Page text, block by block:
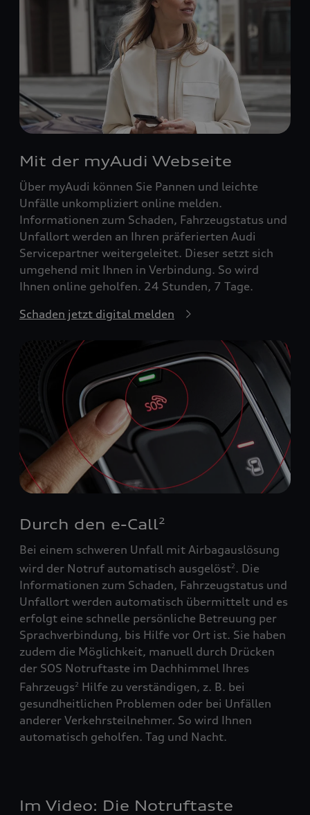
Mit der myAudi Webseite
Über myAudi können Sie Pannen und leichte
Unfälle unkompliziert online melden.
Informationen zum Schaden, Fahrzeugstatus und
Unfallort werden an Ihren präferierten Audi
Servicepartner weitergeleitet. Dieser setzt sich
umgehend mit Ihnen in Verbindung. So wird
Ihnen online geholfen. 24 Stunden, 7 Tage.
Schaden jetzt digital melden
Durch den e-Call2
Bei einem schweren Unfall mit Airbagauslösung
wird der Notruf automatisch ausgelöst2 . Die
Informationen zum Schaden, Fahrzeugstatus und
Unfallort werden automatisch übermittelt und es
erfolgt eine schnelle persönliche Betreuung per
Sprachverbindung, bis Hilfe vor Ort ist. Sie haben
zudem die Möglichkeit, manuell durch Drücken
der SOS Notruftaste im Dachhimmel Ihres
Fahrzeugs2 Hilfe zu verständigen, z. B. bei
gesundheitlichen Problemen oder bei Unfällen
anderer Verkehrsteilnehmer. So wird Ihnen
automatisch geholfen. Tag und Nacht.
Im Video: Die Notruftaste